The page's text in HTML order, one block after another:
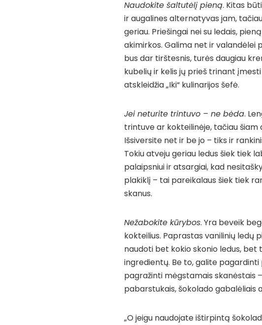
Naudokite šaltutėlį pieną. Kitas
ir augalines alternatyvas jam,
geriau. Priešingai nei su ledais,
akimirkos. Galima net ir valandėlei
bus dar tirštesnis, turės daugiau
kubelių ir kelis jų prieš trinant
atskleidžia „Iki“ kulinarijos šefė.
Jei neturite trintuvo – ne bėda.
trintuve ar kokteilinėje, tačiau
Išsiversite net ir be jo – tiks ir
Tokiu atveju geriau ledus šiek tiek
palaipsniui ir atsargiai, kad
plakiklį – tai pareikalaus šiek tiek
skanus.
Nežabokite kūrybos. Yra beveik
kokteilius. Paprastas vanilinių ledų
naudoti bet kokio skonio ledus, bet
ingredientų. Be to, galite
pagražinti mėgstamais skanėstais
pabarstukais, šokolado gabalėliais
„O jeigu naudojate ištirpintą